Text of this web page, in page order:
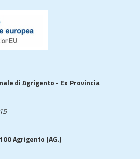
di Agrigento - Ex Provincia
Agrigento (AG.)